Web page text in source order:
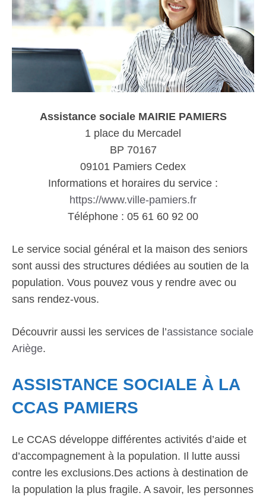
Assistance sociale MAIRIE PAMIERS
1 place du Mercadel
BP 70167
09101 Pamiers Cedex
Informations et horaires du service :
https://www.ville-pamiers.fr
Téléphone : 05 61 60 92 00
Le service social général et la maison des seniors
sont aussi des structures dédiées au soutien de la
population. Vous pouvez vous y rendre avec ou
sans rendez-vous.
Découvrir aussi les services de l’assistance sociale
Ariège.
ASSISTANCE SOCIALE À LA
CCAS PAMIERS
Le CCAS développe différentes activités d’aide et
d’accompagnement à la population. Il lutte aussi
contre les exclusions.Des actions à destination de
la population la plus fragile. A savoir, les personnes